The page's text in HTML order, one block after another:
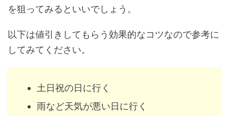
を狙ってみるといいでしょう。
以下は値引きしてもらう効果的なコツなので参考に
してみてください。
土日祝の日に行く
雨など天気が悪い日に行く